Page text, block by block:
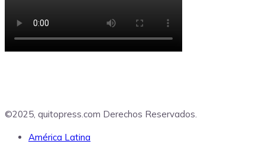
©2025, quitopress.com Derechos Reservados.
América Latina